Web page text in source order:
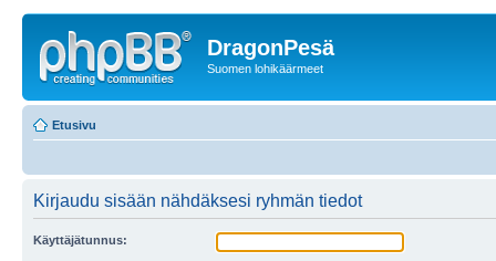
DragonPesä
Suomen lohikäärmeet
Etusivu
Kirjaudu sisään nähdäksesi ryhmän tiedot
Käyttäjätunnus: